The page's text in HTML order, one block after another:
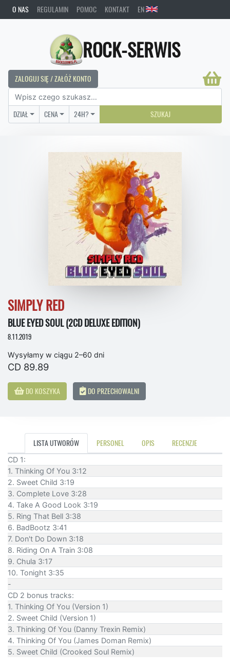
O NAS REGULAMIN POMOC KONTAKT EN
ROCK-SERWIS
ZALOGUJ SIĘ / ZAŁÓŻ KONTO
DZIAŁ CENA 24H? SZUKAJ
SIMPLY RED
BLUE EYED SOUL (2CD DELUXE EDITION)
8.11.2019
Wysyłamy w ciągu 2–60 dni
CD 89.89
DO KOSZYKA DO PRZECHOWALNI
LISTA UTWORÓW PERSONEL OPIS RECENZJE
CD 1:
1. Thinking Of You 3:12
2. Sweet Child 3:19
3. Complete Love 3:28
4. Take A Good Look 3:19
5. Ring That Bell 3:38
6. BadBootz 3:41
7. Don't Do Down 3:18
8. Riding On A Train 3:08
9. Chula 3:17
10. Tonight 3:35
-
CD 2 bonus tracks:
1. Thinking Of You (Version 1)
2. Sweet Child (Version 1)
3. Thinking Of You (Danny Trexin Remix)
4. Thinking Of You (James Doman Remix)
5. Sweet Child (Crooked Soul Remix)